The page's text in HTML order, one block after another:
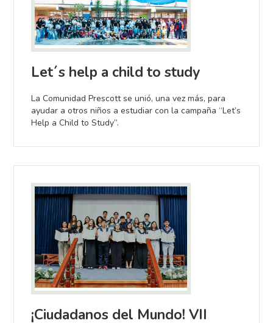
Let´s help a child to study
La Comunidad Prescott se unió, una vez más, para
ayudar a otros niños a estudiar con la campaña “Let’s
Help a Child to Study”.
¡Ciudadanos del Mundo! VII